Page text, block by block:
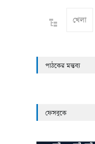
খেলা
পাঠকের মন্তব্য
ফেসবুকে